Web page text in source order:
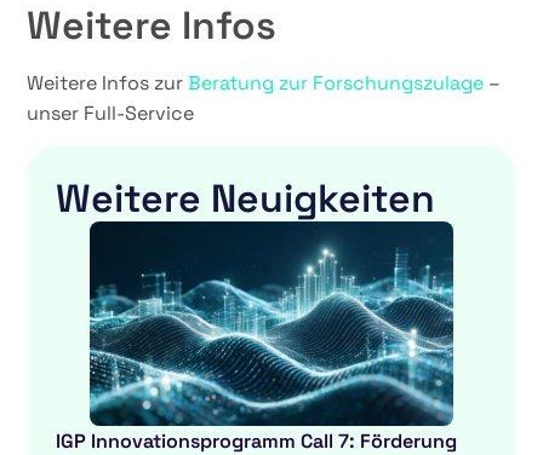
Weitere Infos
Weitere Infos zurBeratung zur Forschungszulage –
unser Full-Service
Weitere Neuigkeiten
IGP Innovationsprogramm Call 7: Förderung